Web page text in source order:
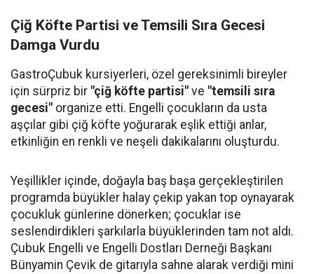
Çiğ Köfte Partisi ve Temsili Sıra Gecesi
Damga Vurdu
GastroÇubuk kursiyerleri, özel gereksinimli bireyler
için sürpriz bir "çiğ köfte partisi" ve "temsili sıra
gecesi" organize etti. Engelli çocukların da usta
aşçılar gibi çiğ köfte yoğurarak eşlik ettiği anlar,
etkinliğin en renkli ve neşeli dakikalarını oluşturdu.
Yeşillikler içinde, doğayla baş başa gerçekleştirilen
programda büyükler halay çekip yakan top oynayarak
çocukluk günlerine dönerken; çocuklar ise
seslendirdikleri şarkılarla büyüklerinden tam not aldı.
Çubuk Engelli ve Engelli Dostları Derneği Başkanı
Bünyamin Çevik de gitarıyla sahne alarak verdiği mini